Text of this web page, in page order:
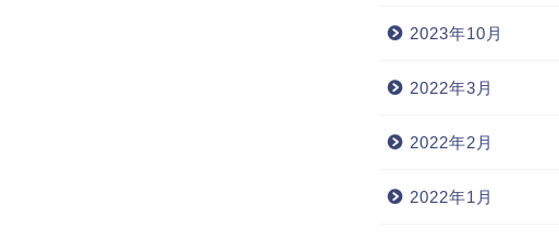
2023年10月
2022年3月
2022年2月
2022年1月